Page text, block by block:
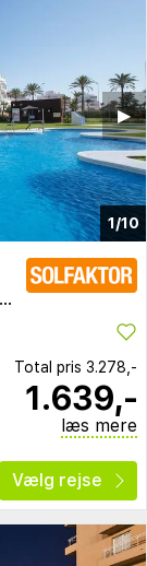
1/10
▶︎
Total pris 3.278,-
1.639,-
læs mere
Vælg rejse